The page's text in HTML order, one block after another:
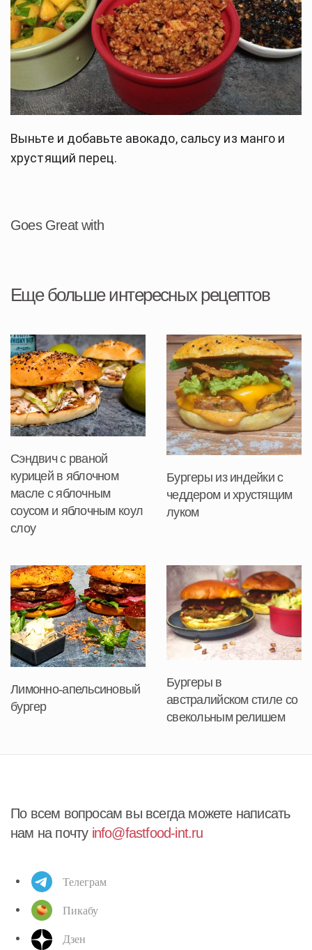
Выньте и добавьте авокадо, сальсу из манго и
хрустящий перец.
Goes Great with
Еще больше интересных рецептов
Сэндвич с рваной
курицей в яблочном
масле с яблочным
соусом и яблочным коул
слоу
Бургеры из индейки с
чеддером и хрустящим
луком
Лимонно-апельсиновый
бургер
Бургеры в
австралийском стиле со
свекольным релишем
По всем вопросам вы всегда можете написать
нам на почту info@fastfood-int.ru
Телеграм
Пикабу
Дзен